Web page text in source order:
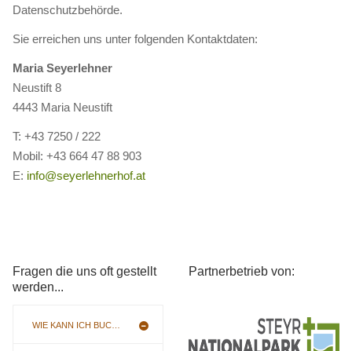
Datenschutzbehörde.
Sie erreichen uns unter folgenden Kontaktdaten:
Maria Seyerlehner
Neustift 8
4443 Maria Neustift
T: +43 7250 / 222
Mobil: +43 664 47 88 903
E: info@seyerlehnerhof.at
Fragen die uns oft gestellt
werden...
WIE KANN ICH BUCHEN
Partnerbetrieb von: